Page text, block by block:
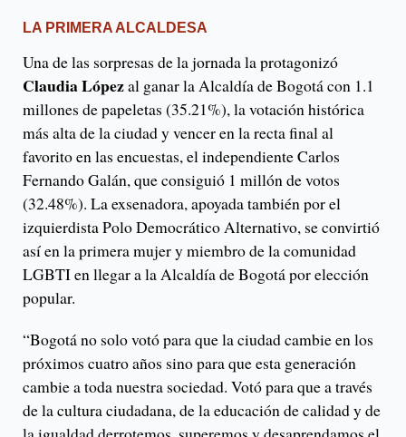
LA PRIMERA ALCALDESA
Una de las sorpresas de la jornada la protagonizó
Claudia Lópezal ganar la Alcaldía de Bogotá con 1.1
millones de papeletas (35.21%), la votación histórica
más alta de la ciudad y vencer en la recta final al
favorito en las encuestas, el independiente Carlos
Fernando Galán, que consiguió 1 millón de votos
(32.48%). La exsenadora, apoyada también por el
izquierdista Polo Democrático Alternativo, se convirtió
así en la primera mujer y miembro de la comunidad
LGBTI en llegar a la Alcaldía de Bogotá por elección
popular.
“Bogotá no solo votó para que la ciudad cambie en los
próximos cuatro años sino para que esta generación
cambie a toda nuestra sociedad. Votó para que a través
de la cultura ciudadana, de la educación de calidad y de